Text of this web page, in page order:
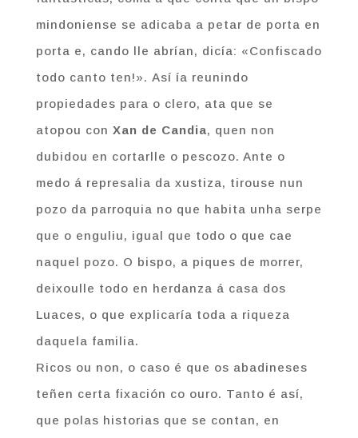
mindoniense se adicaba a petar de porta en
porta e, cando lle abrían, dicía: «Confiscado
todo canto ten!». Así ía reunindo
propiedades para o clero, ata que se
atopou con Xan de Candia, quen non
dubidou en cortarlle o pescozo. Ante o
medo á represalia da xustiza, tirouse nun
pozo da parroquia no que habita unha serpe
que o enguliu, igual que todo o que cae
naquel pozo. O bispo, a piques de morrer,
deixoulle todo en herdanza á casa dos
Luaces, o que explicaría toda a riqueza
daquela familia.
Ricos ou non, o caso é que os abadineses
teñen certa fixación co ouro. Tanto é así,
que polas historias que se contan, en